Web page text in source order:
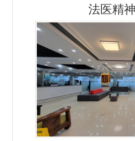
法医精